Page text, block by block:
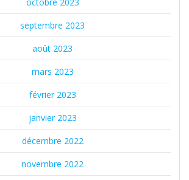
septembre 2023
août 2023
mars 2023
février 2023
janvier 2023
décembre 2022
novembre 2022